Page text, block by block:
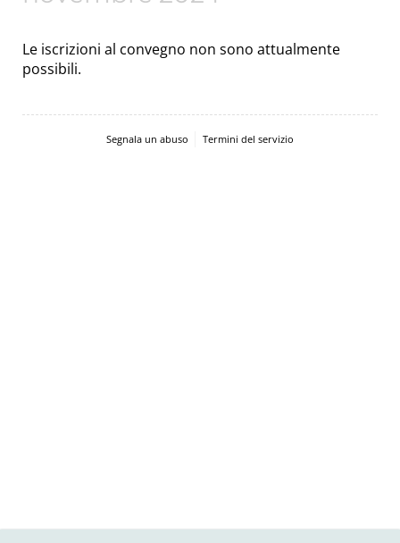
Le iscrizioni al convegno non sono attualmente
possibili.
Segnala un abuso Termini del servizio